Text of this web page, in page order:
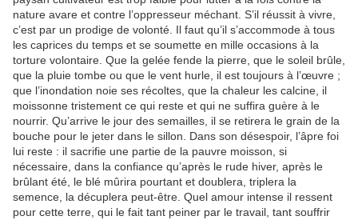
nature avare et contre l’oppresseur méchant. S’il réussit à vivre,
c’est par un prodige de volonté. Il faut qu’il s’accommode à tous
les caprices du temps et se soumette en mille occasions à la
torture volontaire. Que la gelée fende la pierre, que le soleil brûle,
que la pluie tombe ou que le vent hurle, il est toujours à l’œuvre ;
que l’inondation noie ses récoltes, que la chaleur les calcine, il
moissonne tristement ce qui reste et qui ne suffira guère à le
nourrir. Qu’arrive le jour des semailles, il se retirera le grain de la
bouche pour le jeter dans le sillon. Dans son désespoir, l’âpre foi
lui reste : il sacrifie une partie de la pauvre moisson, si
nécessaire, dans la confiance qu’après le rude hiver, après le
brûlant été, le blé mûrira pourtant et doublera, triplera la
semence, la décuplera peut-être. Quel amour intense il ressent
pour cette terre, qui le fait tant peiner par le travail, tant souffrir